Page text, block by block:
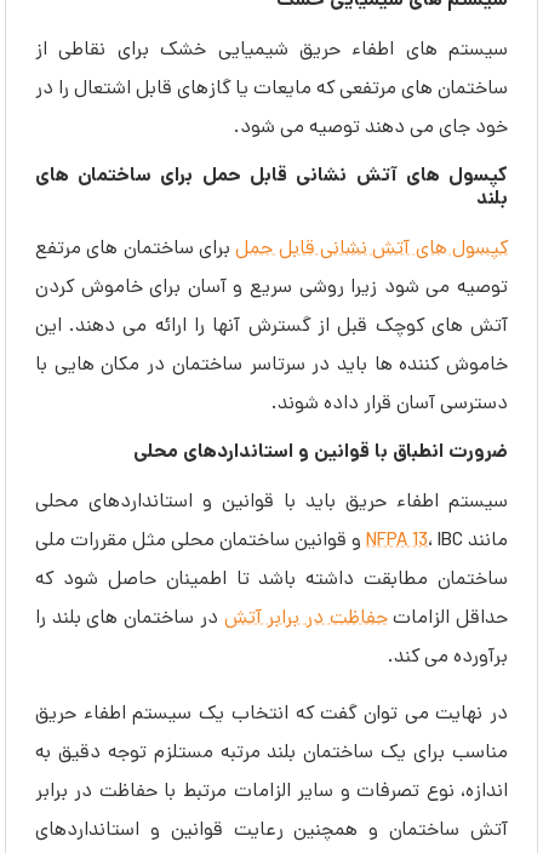
سیستم های اطفاء حریق شیمیایی خشک برای نقاطی از
ساختمان های مرتفعی که مایعات یا گازهای قابل اشتعال را در
خود جای می دهند توصیه می شود.
کپسول های آتش نشانی قابل حمل برای ساختمان های
بلند
کپسول های آتش نشانی قابل حملبرای ساختمان های مرتفع
توصیه می شود زیرا روشی سریع و آسان برای خاموش کردن
آتش های کوچک قبل از گسترش آنها را ارائه می دهند. این
خاموش کننده ها باید در سرتاسر ساختمان در مکان هایی با
دسترسی آسان قرار داده شوند.
ضرورت انطباق با قوانین و استانداردهای محلی
سیستم اطفاء حریق باید با قوانین و استانداردهای محلی
مانند
NFPA 13، IBC و قوانین ساختمان محلی مثل مقررات ملی
ساختمان مطابقت داشته باشد تا اطمینان حاصل شود که
حداقل الزاماتحفاظت در برابر آتش در ساختمان های بلند را
برآورده می کند.
در نهایت می توان گفت که انتخاب یک سیستم اطفاء حریق
مناسب برای یک ساختمان بلند مرتبه مستلزم توجه دقیق به
اندازه، نوع تصرفات و سایر الزامات مرتبط با حفاظت در برابر
آتش ساختمان و همچنین رعایت قوانین و استانداردهای